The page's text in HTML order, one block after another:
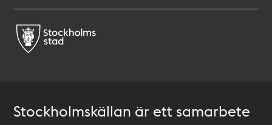
Stockholmskällan är ett samarbete